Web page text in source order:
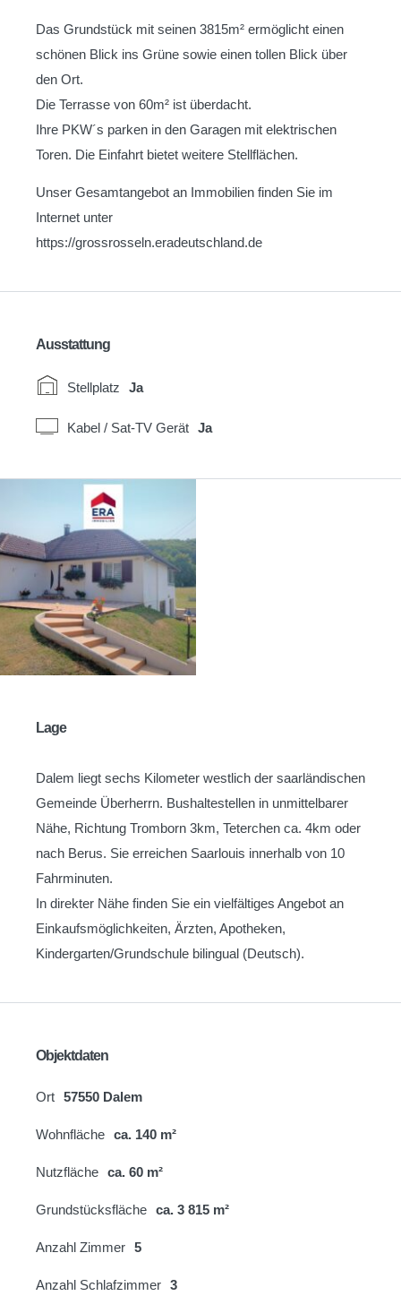
Das Grundstück mit seinen 3815m² ermöglicht einen
schönen Blick ins Grüne sowie einen tollen Blick über
den Ort.
Die Terrasse von 60m² ist überdacht.
Ihre PKW´s parken in den Garagen mit elektrischen
Toren. Die Einfahrt bietet weitere Stellflächen.
Unser Gesamtangebot an Immobilien finden Sie im
Internet unter
https://grossrosseln.eradeutschland.de
Ausstattung
Stellplatz Ja
Kabel / Sat-TV Gerät Ja
Lage
Dalem liegt sechs Kilometer westlich der saarländischen
Gemeinde Überherrn. Bushaltestellen in unmittelbarer
Nähe, Richtung Tromborn 3km, Teterchen ca. 4km oder
nach Berus. Sie erreichen Saarlouis innerhalb von 10
Fahrminuten.
In direkter Nähe finden Sie ein vielfältiges Angebot an
Einkaufsmöglichkeiten, Ärzten, Apotheken,
Kindergarten/Grundschule bilingual (Deutsch).
Objektdaten
Ort 57550 Dalem
Wohnfläche ca. 140 m²
Nutzfläche ca. 60 m²
Grundstücksfläche ca. 3 815 m²
Anzahl Zimmer 5
Anzahl Schlafzimmer 3